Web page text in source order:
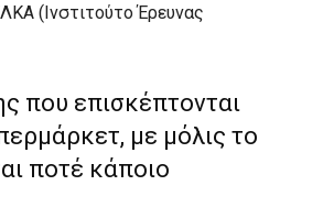
(Ινστιτούτο Έρευνας
που επισκέπτονται
με μόλις το
ποτέ κάποιο